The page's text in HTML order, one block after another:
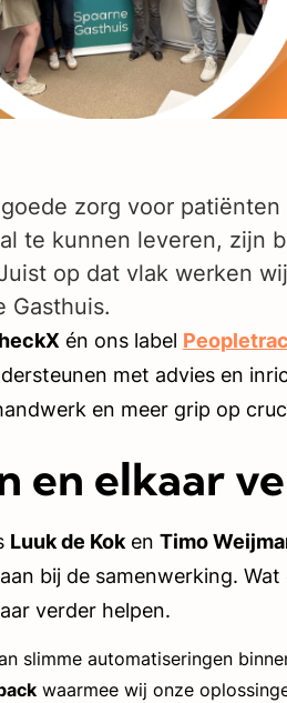
zorg voor
te kunnen leveren, zijn
op dat vlak werken
Gasthuis.
én ons label
met advies en
en meer grip op
en elkaar
Luuk de Koken Timo
bij de samenwerking. Wat
verder helpen.
slimme automatiseringen
waarmee wij onze